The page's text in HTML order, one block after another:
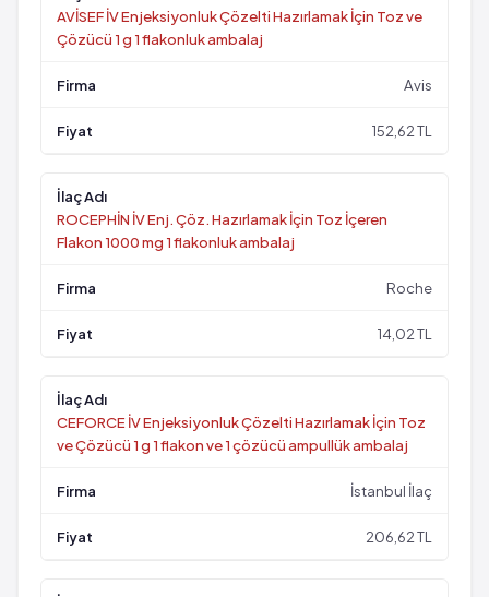
AVİSEF İV Enjeksiyonluk Çözelti Hazırlamak İçin Toz ve
Çözücü 1 g 1 flakonluk ambalaj
Avis
152,62 TL
ROCEPHİN İV Enj. Çöz. Hazırlamak İçin Toz İçeren
Flakon 1000 mg 1 flakonluk ambalaj
Roche
14,02 TL
CEFORCE İV Enjeksiyonluk Çözelti Hazırlamak İçin Toz
ve Çözücü 1 g 1 flakon ve 1 çözücü ampullük ambalaj
İstanbul İlaç
206,62 TL